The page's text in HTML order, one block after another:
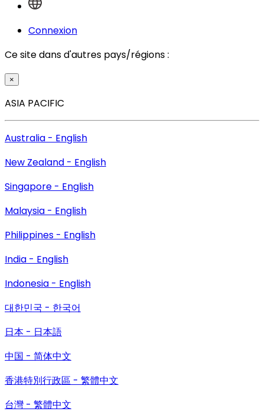
Connexion
Ce site dans d'autres pays/régions :
×
ASIA PACIFIC
Australia - English
New Zealand - English
Singapore - English
Malaysia - English
Philippines - English
India - English
Indonesia - English
대한민국 - 한국어
日本 - 日本語
中国 - 简体中文
香港特別行政區 - 繁體中文
台灣 - 繁體中文